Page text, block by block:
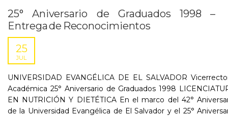
25° Aniversario de Graduados 1998 –
Entrega de Reconocimientos
25
JUL
UNIVERSIDAD EVANGÉLICA DE EL SALVADOR
Académica 25° Aniversario de Graduados 1998
EN NUTRICIÓN Y DIETÉTICA En el marco del 42°
de la Universidad Evangélica de El Salvador y el 25°